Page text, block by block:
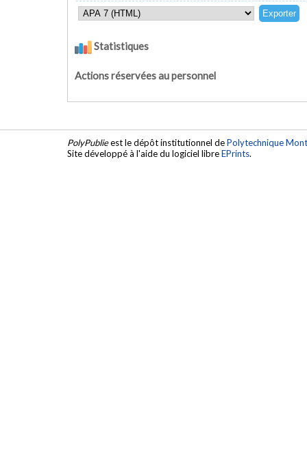
Statistiques
Actions réservées au personnel
PolyPublieest le dépôt institutionnel dePolytechnique
Site développé à l'aide du logiciel libreEPrints.